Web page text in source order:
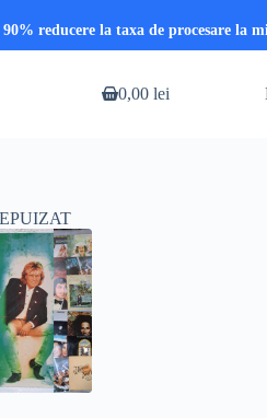
90% reducere la taxa de procesare la
Coș0,00 lei